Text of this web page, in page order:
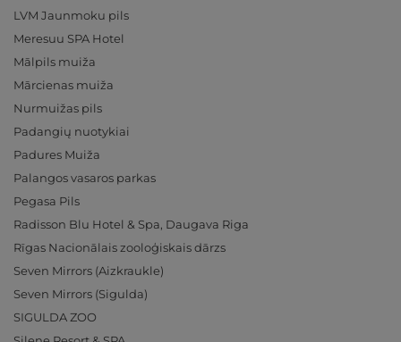
LVM Jaunmoku pils
Meresuu SPA Hotel
Mālpils muiža
Mārcienas muiža
Nurmuižas pils
Padangių nuotykiai
Padures Muiža
Palangos vasaros parkas
Pegasa Pils
Radisson Blu Hotel & Spa, Daugava Riga
Rīgas Nacionālais zooloģiskais dārzs
Seven Mirrors (Aizkraukle)
Seven Mirrors (Sigulda)
SIGULDA ZOO